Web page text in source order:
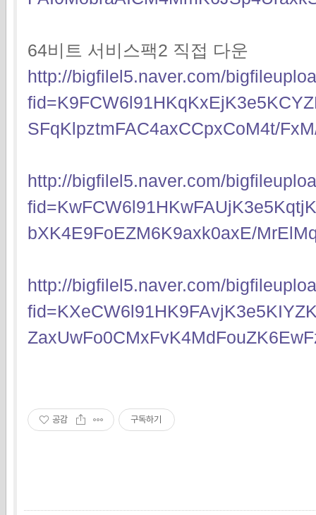
64비트 서비스팩2 직접 다운
http://bigfilel5.naver.com/
SFqKlpztmFAC4axCCpxCoM4t/
http://bigfilel5.naver.com/
bXK4E9FoEZM6K9axk0axE/
http://bigfilel5.naver.com/
공감 구독하기